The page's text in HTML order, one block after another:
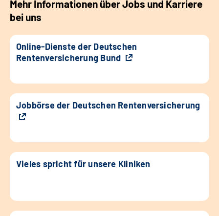
Mehr Informationen über Jobs und Karriere
bei uns
Online-Dienste der Deutschen
Rentenversicherung Bund
Jobbörse der Deutschen Rentenversicherung
Vieles spricht für unsere Kliniken